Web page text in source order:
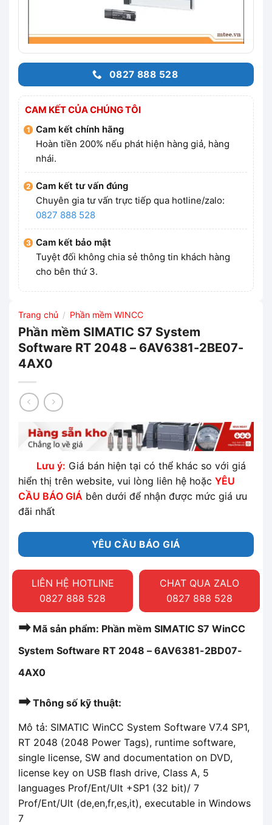
0827 888 528
CAM KẾT CỦA CHÚNG TÔI
Cam kết chính hãng
Hoàn tiền 200% nếu phát hiện hàng giả, hàng
nhái.
Cam kết tư vấn đúng
Chuyên gia tư vấn trực tiếp qua hotline/zalo:
0827 888 528
Cam kết bảo mật
Tuyệt đối không chia sẻ thông tin khách hàng
cho bên thứ 3.
Trang chủ / Phần mềm WINCC
Phần mềm SIMATIC S7 System
Software RT 2048 – 6AV6381-2BE07-
4AX0
Lưu ý: Giá bán hiện tại có thể khác so với giá
hiển thị trên website, vui lòng liên hệ hoặc YÊU
CẦU BÁO GIÁ bên dưới để nhận được mức giá ưu
đãi nhất
YÊU CẦU BÁO GIÁ
LIÊN HỆ HOTLINE
0827 888 528
CHAT QUA ZALO
0827 888 528
➡Mã sản phẩm: Phần mềm SIMATIC S7 WinCC
System Software RT 2048 – 6AV6381-2BD07-
4AX0
➡Thông số kỹ thuật:
Mô tả: SIMATIC WinCC System Software V7.4 SP1,
RT 2048 (2048 Power Tags), runtime software,
single license, SW and documentation on DVD,
license key on USB flash drive, Class A, 5
languages Prof/Ent/Ult +SP1 (32 bit)/ 7
Prof/Ent/Ult (de,en,fr,es,it), executable in Windows
7